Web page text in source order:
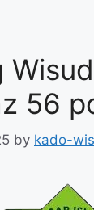
56
by kado-